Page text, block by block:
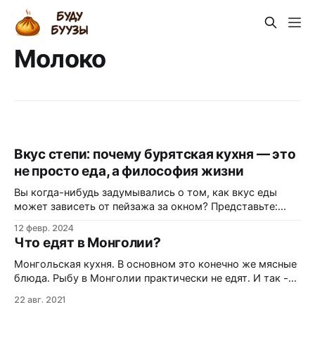
Молоко
Вкус степи: почему бурятская кухня — это
не просто еда, а философия жизни
Вы когда-нибудь задумывались о том, как вкус еды
может зависеть от пейзажа за окном? Представьте:
буддийских ступ и воздух, который кажется прозрачнее
самого чистого стекла. Именно в таких декорациях
рождается кулинария кочевников — простая, сытная и
удивительно честная. В ней нет места сложным соусам
12 февр. 2024
Что едят в Монголии?
Монгольская кухня. В основном это конечно же мясные
блюда. Рыбу в Монголии практически не едят. И так -
22 авг. 2021